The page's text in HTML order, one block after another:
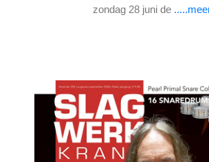
zondag 28 juni de